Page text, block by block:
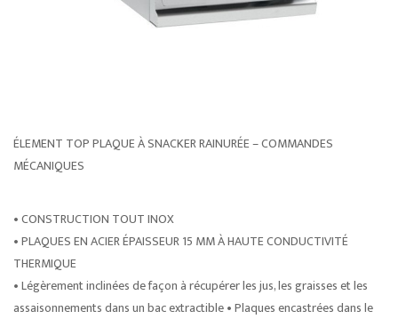
ÉLEMENT TOP PLAQUE À SNACKER RAINURÉE – COMMANDES
MÉCANIQUES
• CONSTRUCTION TOUT INOX
• PLAQUES EN ACIER ÉPAISSEUR 15 MM À HAUTE CONDUCTIVITÉ
THERMIQUE
• Légèrement inclinées de façon à récupérer les jus, les graisses et les
assaisonnements dans un bac extractible • Plaques encastrées dans le